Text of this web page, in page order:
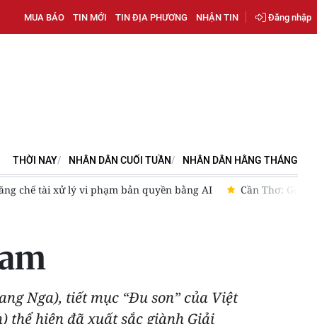
MUA BÁO TIN MỚI TIN ĐỊA PHƯƠNG NHẬN TIN Đăng nhập
THỜI NAY NHÂN DÂN CUỐI TUẦN NHÂN DÂN HẰNG THÁNG
chế tài xử lý vi phạm bản quyền bằng AI Cần Thơ: Gỡ
Nga), tiết mục “Đu son” của Việt
thể hiện đã xuất sắc giành Giải